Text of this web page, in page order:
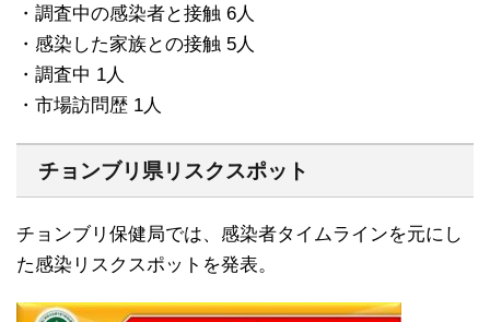
・調査中の感染者と接触 6人
・感染した家族との接触 5人
・調査中 1人
・市場訪問歴 1人
チョンブリ県リスクスポット
チョンブリ保健局では、感染者タイムラインを元にし
た感染リスクスポットを発表。